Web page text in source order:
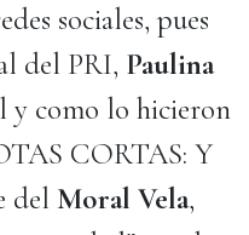
sociales, pues
del PRI, Paulina
y como lo hicieron
CORTAS: Y
del Moral Vela,